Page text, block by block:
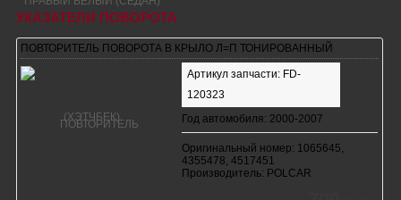
УКАЗАТЕЛИ ПОВОРОТА
ПОВТОРИТЕЛЬ ПОВОРОТА В КРЫЛО Л=П ТОНИРОВАННЫЙ
Артикул запчасти: FD-
120323
Год автомобиля: 2000-2007
Оригинальный номер: 1065645,
4355478, 4517451
Производитель: POLCAR